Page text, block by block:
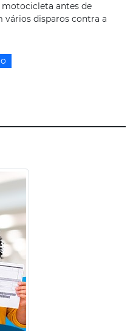
motocicleta antes de
vários disparos contra a